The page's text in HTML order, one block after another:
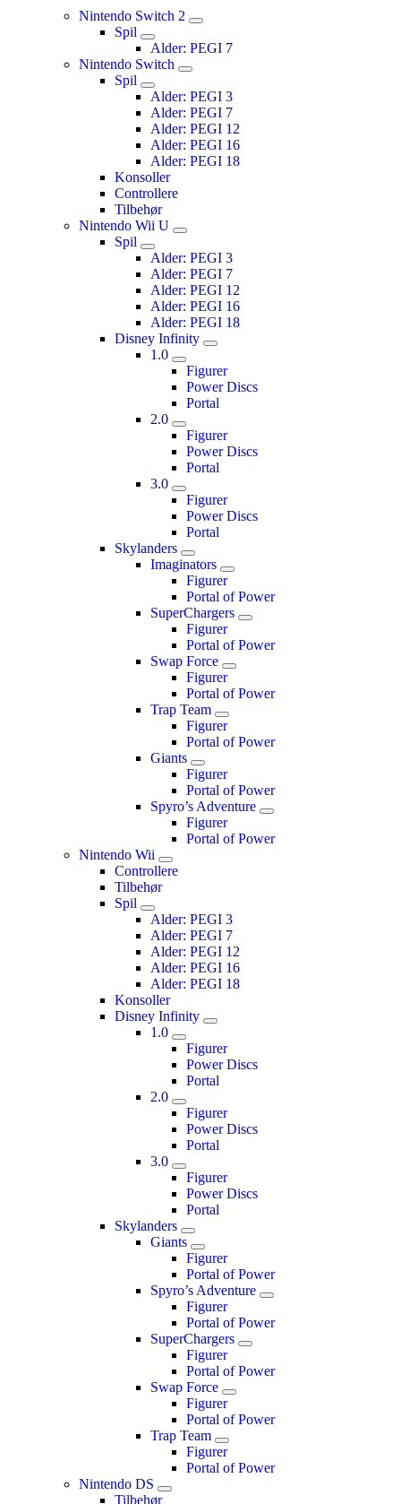
Nintendo Switch 2
Spil
Alder: PEGI 7
Nintendo Switch
Spil
Alder: PEGI 3
Alder: PEGI 7
Alder: PEGI 12
Alder: PEGI 16
Alder: PEGI 18
Konsoller
Controllere
Tilbehør
Nintendo Wii U
Spil
Alder: PEGI 3
Alder: PEGI 7
Alder: PEGI 12
Alder: PEGI 16
Alder: PEGI 18
Disney Infinity
1.0
Figurer
Power Discs
Portal
2.0
Figurer
Power Discs
Portal
3.0
Figurer
Power Discs
Portal
Skylanders
Imaginators
Figurer
Portal of Power
SuperChargers
Figurer
Portal of Power
Swap Force
Figurer
Portal of Power
Trap Team
Figurer
Portal of Power
Giants
Figurer
Portal of Power
Spyro’s Adventure
Figurer
Portal of Power
Nintendo Wii
Controllere
Tilbehør
Spil
Alder: PEGI 3
Alder: PEGI 7
Alder: PEGI 12
Alder: PEGI 16
Alder: PEGI 18
Konsoller
Disney Infinity
1.0
Figurer
Power Discs
Portal
2.0
Figurer
Power Discs
Portal
3.0
Figurer
Power Discs
Portal
Skylanders
Giants
Figurer
Portal of Power
Spyro’s Adventure
Figurer
Portal of Power
SuperChargers
Figurer
Portal of Power
Swap Force
Figurer
Portal of Power
Trap Team
Figurer
Portal of Power
Nintendo DS
Tilbehør